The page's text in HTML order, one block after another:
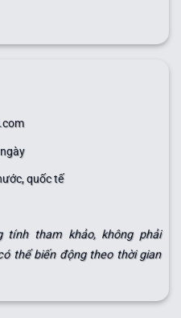
quốc tế
tính tham khảo, không phải
thể biến động theo thời gian